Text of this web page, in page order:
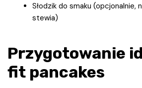
Słodzik do smaku (opcjonalnie,
stewia)
Przygotowanie
fit pancakes